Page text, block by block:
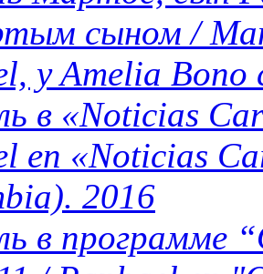
сыном /
y Amelia
в «Noticias
en «Noticias
2016
в программе